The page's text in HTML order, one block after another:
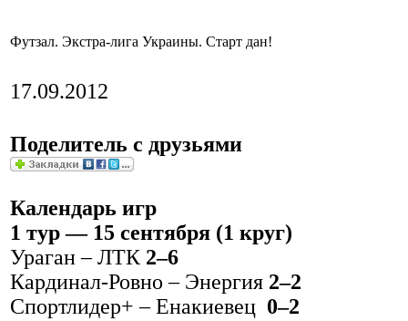
Футзал. Экстра-лига Украины. Старт дан!
17.09.2012
Поделитель с друзьями
Календарь игр
1 тур — 15 сентября (1 круг)
Ураган – ЛТК 2–6
Кардинал-Ровно – Энергия 2–2
Спортлидер+ – Енакиевец 0–2